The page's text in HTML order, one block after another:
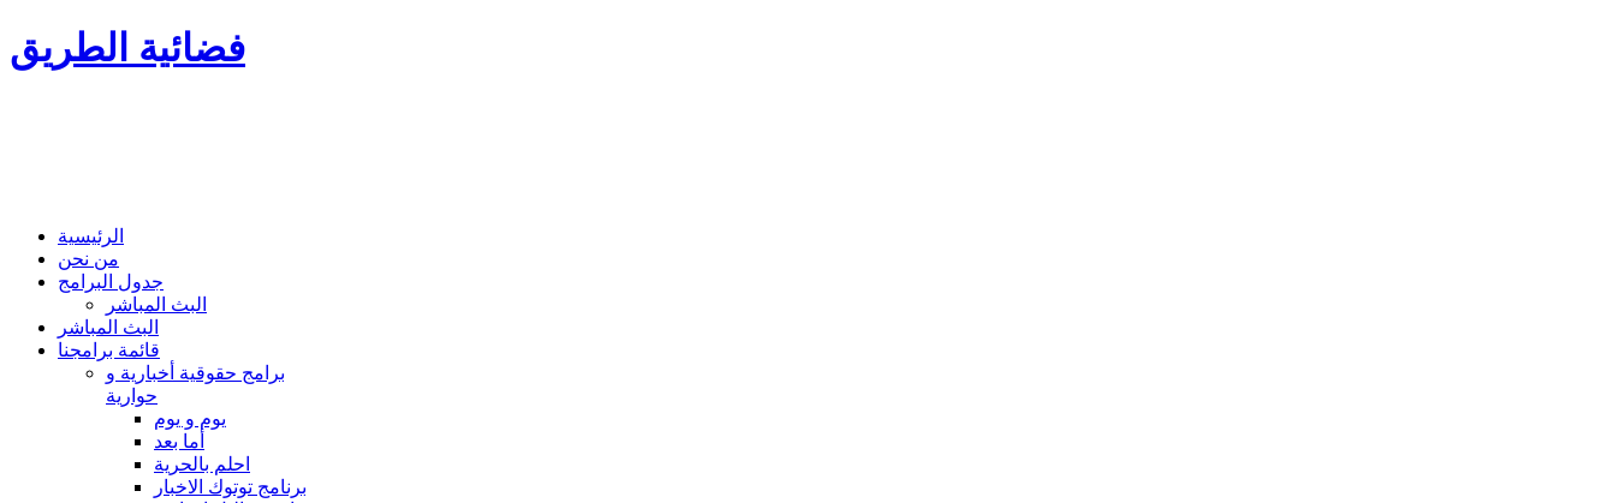
فضائية الطريق
الرئيسية
من نحن
جدول البرامج
البث المباشر
البث المباشر
قائمة برامجنا
برامج حقوقية أخبارية و
حوارية
يوم و يوم
أما بعد
احلم بالحرية
برنامج توتوك الاخبار